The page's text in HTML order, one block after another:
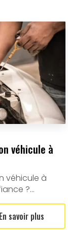
véhicule à
véhicule à
?...
En savoir plus